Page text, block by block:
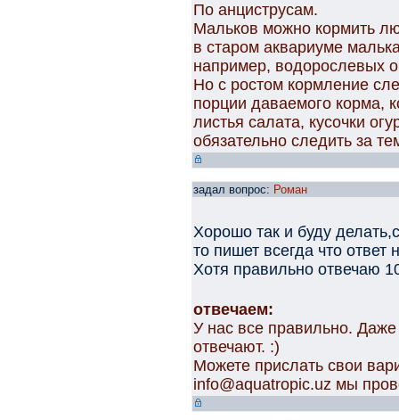
По анциструсам.
Мальков можно кормить
в старом аквариуме
например, водорослевых
Но с ростом кормление
порции даваемого корма,
листья салата, кусочки
обязательно следить за
задал вопрос: Роман
Хорошо так и буду
то пишет всегда что
Хотя правильно отвечаю
отвечаем:
У нас все правильно.
отвечают. :)
Можете прислать свои
info@aquatropic.uz мы